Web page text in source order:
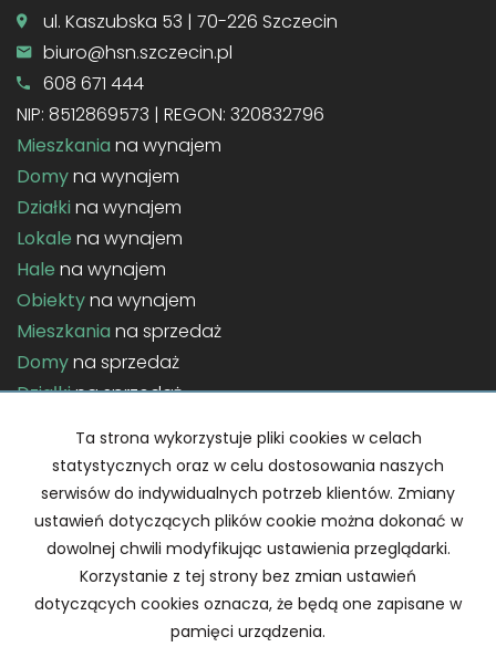
ul. Kaszubska 53 | 70-226 Szczecin
biuro@hsn.szczecin.pl
608 671 444
NIP: 8512869573 | REGON: 320832796
Mieszkania na wynajem
Domyna wynajem
Działki na wynajem
Lokale na wynajem
Hale na wynajem
Obiektyna wynajem
Mieszkania na sprzedaż
Domyna sprzedaż
Działkina sprzedaż
na sprzedaż
Obiektyna sprzedaż
Strona główna Home staging Kontakt Notatnik
Ta strona wykorzystuje pliki cookies w celach
statystycznych oraz w celu dostosowania naszych
serwisów do indywidualnych potrzeb klientów. Zmiany
ustawień dotyczących plików cookie można dokonać w
dowolnej chwili modyfikując ustawienia przeglądarki.
Korzystanie z tej strony bez zmian ustawień
dotyczących cookies oznacza, że będą one zapisane w
pamięci urządzenia.